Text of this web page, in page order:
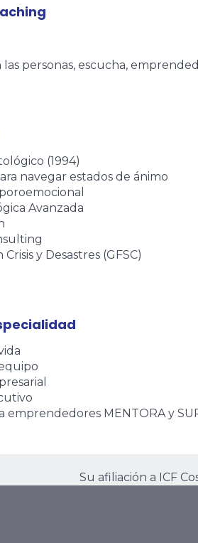
las personas, escucha,
(1994)
navegar estados de ánimo
Avanzada
y Desastres (GFSC)
emprendedores MENTORA y
Su afiliación a ICF